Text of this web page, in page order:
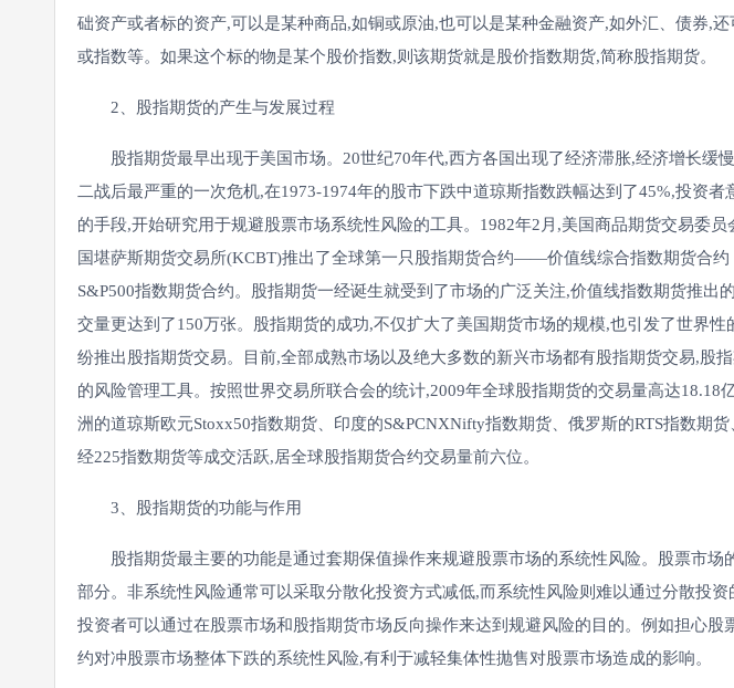
础资产或者标的资产,可以是某种商品,如铜或原油,也可以是某种金融资产,如外汇、债券,
或指数等。如果这个标的物是某个股价指数,则该期货就是股价指数期货,简称股指期货。
2、股指期货的产生与发展过程
股指期货最早出现于美国市场。20世纪70年代,西方各国出现了经济滞胀,经济增长缓
二战后最严重的一次危机,在1973-1974年的股市下跌中道琼斯指数跌幅达到了45%,投资
的手段,开始研究用于规避股票市场系统性风险的工具。1982年2月,美国商品期货交易委
国堪萨斯期货交易所(KCBT)推出了全球第一只股指期货合约――价值线综合指数期货合约
S&P500指数期货合约。股指期货一经诞生就受到了市场的广泛关注,价值线指数期货推出
交量更达到了150万张。股指期货的成功,不仅扩大了美国期货市场的规模,也引发了世界
纷推出股指期货交易。目前,全部成熟市场以及绝大多数的新兴市场都有股指期货交易,股
的风险管理工具。按照世界交易所联合会的统计,2009年全球股指期货的交易量高达18.18
洲的道琼斯欧元Stoxx50指数期货、印度的S&PCNXNifty指数期货、俄罗斯的RTS指数期
经225指数期货等成交活跃,居全球股指期货合约交易量前六位。
3、股指期货的功能与作用
股指期货最主要的功能是通过套期保值操作来规避股票市场的系统性风险。股票市场
部分。非系统性风险通常可以采取分散化投资方式减低,而系统性风险则难以通过分散投
投资者可以通过在股票市场和股指期货市场反向操作来达到规避风险的目的。例如担心
约对冲股票市场整体下跌的系统性风险,有利于减轻集体性抛售对股票市场造成的影响。